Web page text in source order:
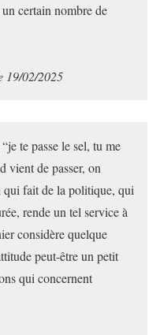
certain nombre de
19/02/2025
te passe le sel, tu me
vient de passer, on
qui fait de la politique, qui
rende un tel service à
considère quelque
peut-être un petit
qui concernent